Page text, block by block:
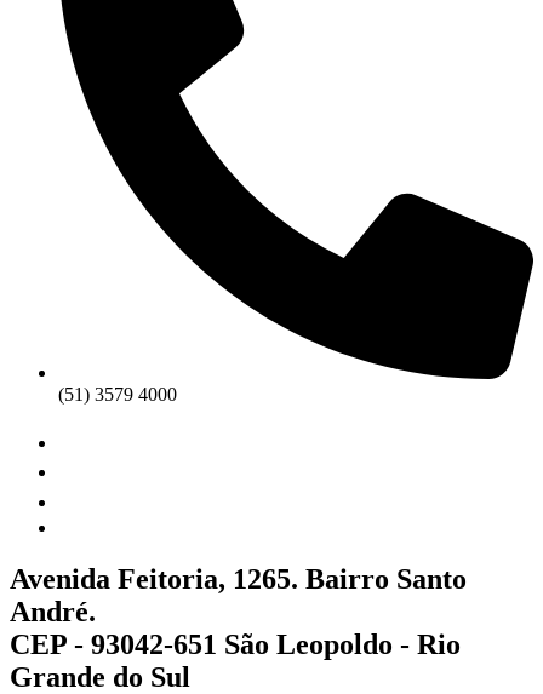
(51) 3579 4000
Avenida Feitoria, 1265. Bairro Santo
André.
CEP - 93042-651 São Leopoldo - Rio
Grande do Sul